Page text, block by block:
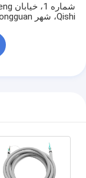
Qishi، شهر Dongguan، استان گوانگدونگ